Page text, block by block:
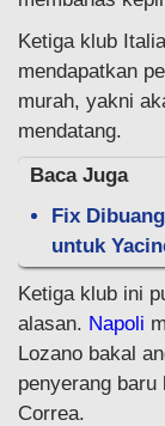
Ketiga klub
mendapatkan
murah, yakni
mendatang.
Baca Juga
Fix
untuk
Ketiga klub ini
alasan. Napoli
Lozano bakal
penyerang
Correa.